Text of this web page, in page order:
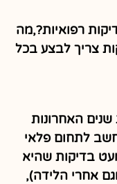
רפואיות?,מה
צריך לבצע בכל
האחרונות
לתחום פלאי
בדיקות שהיא
אחרי הלידה),